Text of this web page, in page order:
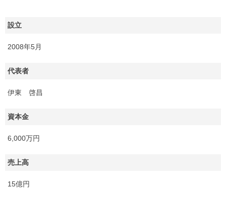
設立
2008年5月
代表者
伊東 啓昌
資本金
6,000万円
売上高
15億円